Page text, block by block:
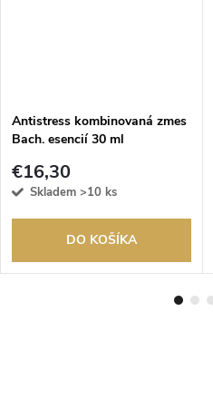
Antistress kombinovaná zmes
Bach. esencií 30 ml
€16,30
Skladem >10 ks
DO KOŠÍKA